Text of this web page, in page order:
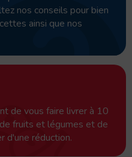
nos conseils pour bien
ainsi que nos
de vous faire livrer à 10
fruits et légumes et de
d'une réduction.